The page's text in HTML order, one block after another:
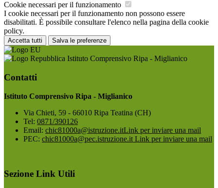
Cookie necessari per il funzionamento
I cookie necessari per il funzionamento non possono essere
disabilitati. È possibile consultare l'elenco nella pagina della cookie
policy.
Accetta tutti Salva le preferenze
Istituto Comprensivo Ripa - Miglianico
Contatti
Istituto Comprensivo Ripa - Miglianico
Via Chieti, 59 - 66010 Ripa Teatina (CH)
Tel: 0871/390126
Email: chic81000a@istruzione.itLink per inviare una mail
PEC: chic81000a@pec.istruzione.it Link per inviare una mail
Sezione Link Utili